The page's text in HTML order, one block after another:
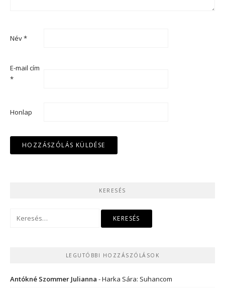
Név*
E-mail cím
*
Honlap
KERESÉS
LEGUTÓBBI HOZZÁSZÓLÁSOK
Antókné Szommer Julianna -Harka Sára: Suhancom